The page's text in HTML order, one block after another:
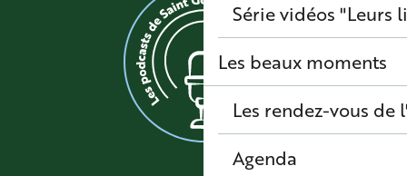
Série vidéos "Leurs
Les beaux moments
Les rendez-vous de
Agenda